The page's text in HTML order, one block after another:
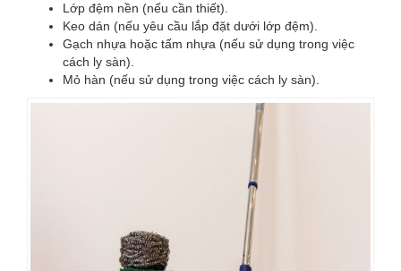
Lớp đệm nền (nếu cần thiết).
Keo dán (nếu yêu cầu lắp đặt dưới lớp đệm).
Gạch nhựa hoặc tấm nhựa (nếu sử dụng trong việc
cách ly sàn).
Mỏ hàn (nếu sử dụng trong việc cách ly sàn).